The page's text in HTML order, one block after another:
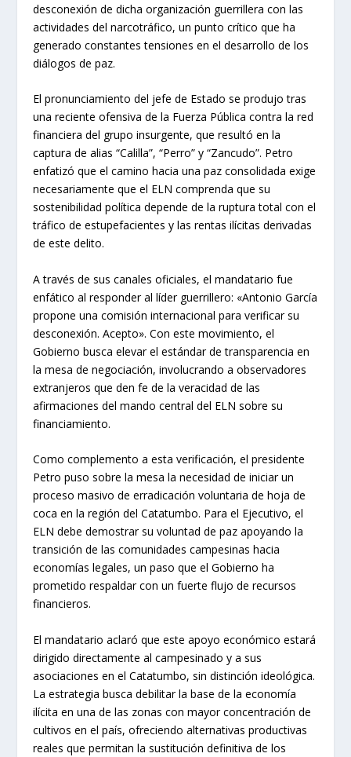
desconexión de dicha organización guerrillera con las
actividades del narcotráfico, un punto crítico que ha
generado constantes tensiones en el desarrollo de los
diálogos de paz.
El pronunciamiento del jefe de Estado se produjo tras
una reciente ofensiva de la Fuerza Pública contra la red
financiera del grupo insurgente, que resultó en la
captura de alias “Calilla”, “Perro” y “Zancudo”. Petro
enfatizó que el camino hacia una paz consolidada exige
necesariamente que el ELN comprenda que su
sostenibilidad política depende de la ruptura total con el
tráfico de estupefacientes y las rentas ilícitas derivadas
de este delito.
A través de sus canales oficiales, el mandatario fue
enfático al responder al líder guerrillero: «Antonio García
propone una comisión internacional para verificar su
desconexión. Acepto». Con este movimiento, el
Gobierno busca elevar el estándar de transparencia en
la mesa de negociación, involucrando a observadores
extranjeros que den fe de la veracidad de las
afirmaciones del mando central del ELN sobre su
financiamiento.
Como complemento a esta verificación, el presidente
Petro puso sobre la mesa la necesidad de iniciar un
proceso masivo de erradicación voluntaria de hoja de
coca en la región del Catatumbo. Para el Ejecutivo, el
ELN debe demostrar su voluntad de paz apoyando la
transición de las comunidades campesinas hacia
economías legales, un paso que el Gobierno ha
prometido respaldar con un fuerte flujo de recursos
financieros.
El mandatario aclaró que este apoyo económico estará
dirigido directamente al campesinado y a sus
asociaciones en el Catatumbo, sin distinción ideológica.
La estrategia busca debilitar la base de la economía
ilícita en una de las zonas con mayor concentración de
cultivos en el país, ofreciendo alternativas productivas
reales que permitan la sustitución definitiva de los